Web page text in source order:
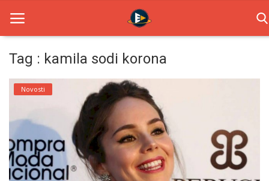
Home
TV Serije
Filmovi
Tag : kamila sodi korona
Novosti